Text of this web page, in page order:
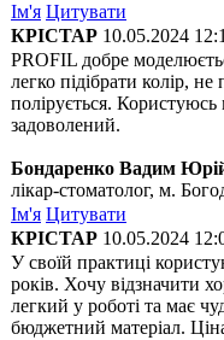
Ім'я Цитувати
КРІСТАР 10.05.2024
PROFIL добре
легко підібрати колір,
полірується.
задоволений.
Бондаренко Вадим
лікар-стоматолог, м.
Ім'я Цитувати
КРІСТАР 10.05.2024
У своїй практиці
років. Хочу відзначити
легкий у роботі та має
бюджетний матеріал. Ціна